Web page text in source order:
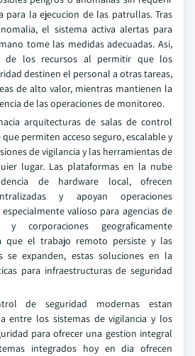
para la ejecucion de las patrullas. Tras
el sistema activa alertas para
tome las medidas adecuadas. Asi,
de los recursos al permitir que los
destinen el personal a otras tareas,
de alto valor, mientras mantienen la
de las operaciones de monitoreo.
arquitecturas de salas de control
permiten acceso seguro, escalable y
de vigilancia y las herramientas de
lugar. Las plataformas en la nube
de hardware local, ofrecen
y apoyan operaciones
valioso para agencias de
y corporaciones geograficamente
que el trabajo remoto persiste y las
se expanden, estas soluciones en la
para infraestructuras de seguridad
de seguridad modernas estan
entre los sistemas de vigilancia y los
para ofrecer una gestion integral
integrados hoy en dia ofrecen